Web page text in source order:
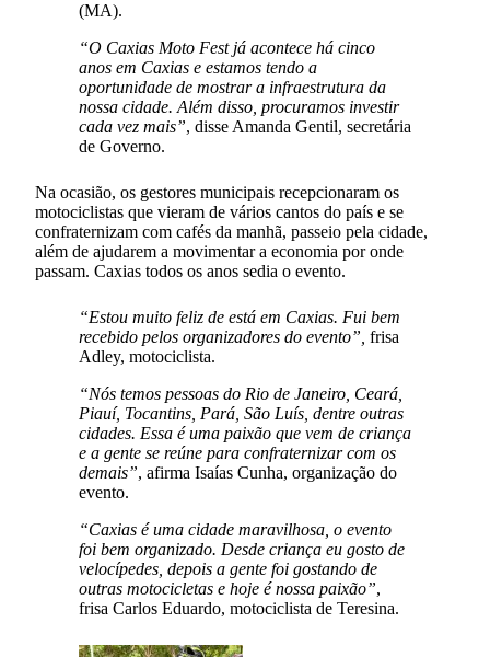
(MA).
“O Caxias Moto Fest já acontece há cinco
anos em Caxias e estamos tendo a
oportunidade de mostrar a infraestrutura da
nossa cidade. Além disso, procuramos investir
cada vez mais”, disse Amanda Gentil, secretária
de Governo.
Na ocasião, os gestores municipais recepcionaram os
motociclistas que vieram de vários cantos do país e se
confraternizam com cafés da manhã, passeio pela cidade,
além de ajudarem a movimentar a economia por onde
passam. Caxias todos os anos sedia o evento.
“Estou muito feliz de está em Caxias. Fui bem
recebido pelos organizadores do evento”, frisa
Adley, motociclista.
“Nós temos pessoas do Rio de Janeiro, Ceará,
Piauí, Tocantins, Pará, São Luís, dentre outras
cidades. Essa é uma paixão que vem de criança
e a gente se reúne para confraternizar com os
demais”, afirma Isaías Cunha, organização do
evento.
“Caxias é uma cidade maravilhosa, o evento
foi bem organizado. Desde criança eu gosto de
velocípedes, depois a gente foi gostando de
outras motocicletas e hoje é nossa paixão”,
frisa Carlos Eduardo, motociclista de Teresina.